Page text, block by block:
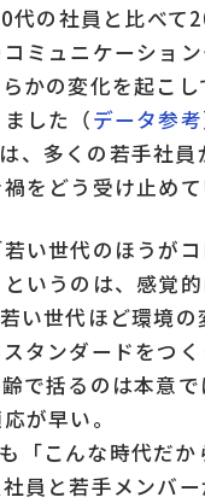
代の社員と比べて
ミュニケーショ
かの変化を起こ
した（データ参考
、多くの若手社員
をどう受け止めて
い世代のほうが
いうのは、感覚
い世代ほど環境
タンダードをつく
で括るのは本意
が早い。
「こんな時代だか
員と若手メンバ